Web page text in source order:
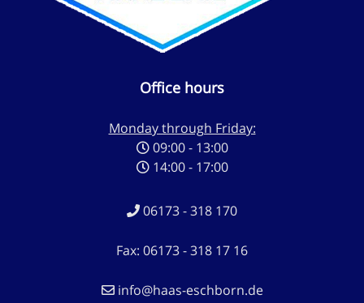
Office hours
Monday through Friday:
09:00 - 13:00
14:00 - 17:00
06173 - 318 170
Fax: 06173 - 318 17 16
info@haas-eschborn.de